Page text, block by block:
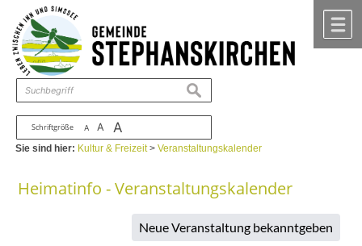
Zum Inhalt ,zur Navigation
Schriftgröße A A A
suchen
Sie sind hier: Kultur & Freizeit>Veranstaltungskalender
Heimatinfo - Veranstaltungskalender